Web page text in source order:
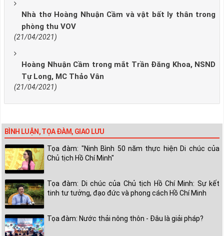
Nhà thơ Hoàng Nhuận Cầm và vật bất ly thân trong
phòng thu VOV
(21/04/2021)
Hoàng Nhuận Cầm trong mắt Trần Đăng Khoa, NSND
Tự Long, MC Thảo Vân
(21/04/2021)
BÌNH LUẬN, TỌA ĐÀM, GIAO LƯU
Tọa đàm: "Ninh Bình 50 năm thực hiện Di chúc của
Chủ tịch Hồ Chí Minh"
Tọa đàm: Di chúc của Chủ tịch Hồ Chí Minh: Sự kết
tinh tư tưởng, đạo đức và phong cách Hồ Chí Minh
Tọa đàm: Nước thải nông thôn - Đâu là giải pháp?